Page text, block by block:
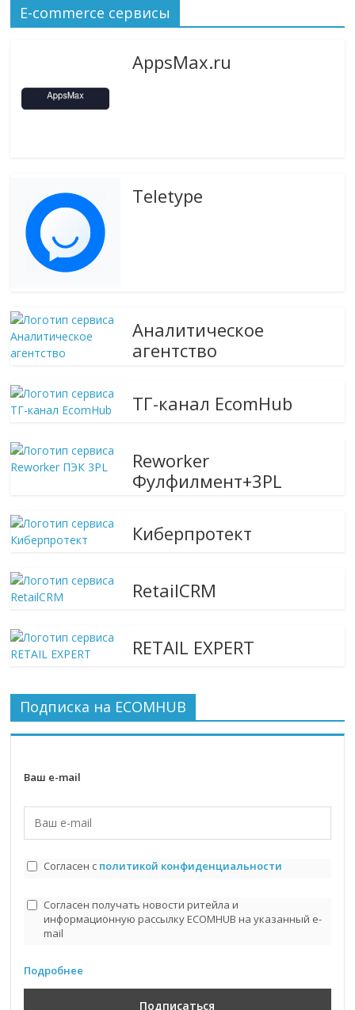
E-commerce сервисы
AppsMax.ru
Teletype
Аналитическое
агентство
ТГ-канал EcomHub
Reworker
Фулфилмент+3PL
Киберпротект
RetailCRM
RETAIL EXPERT
Подписка на ECOMHUB
Ваш e-mail
Согласен с политикой конфиденциальности
Согласен получать новости ритейла и
информационную рассылку ECOMHUB на указанный e-
mail
Подробнее